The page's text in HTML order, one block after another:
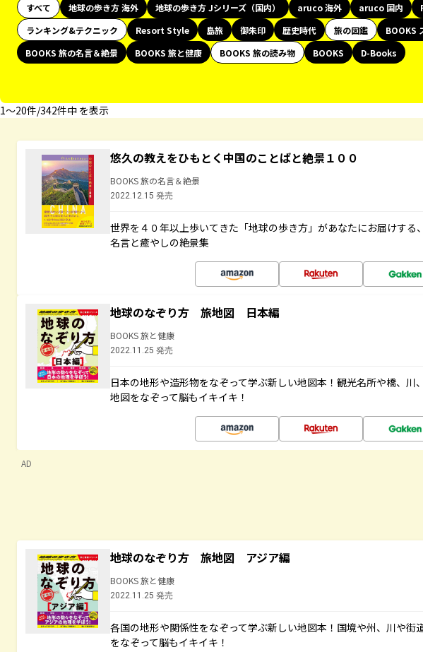
すべて 地球の歩き方 海外 地球の歩き方 Jシリーズ（国内） aruco 海外 aruco 国内
ランキング&テクニック
Resort Style 島旅 御朱印 歴史時代 旅の図鑑
BOOKS
BOOKS 旅の名言＆絶景
BOOKS 旅と健康 BOOKS 旅の読み物 BOOKS
D-Books
1〜20件/342件中 を表示
悠久の教えをひもとく中国のことばと絶景１００
BOOKS 旅の名言＆絶景
2022.12.15 発売
世界を４０年以上歩いてきた「地球の歩き方」があなたにお届けする
名言と癒やしの絶景集
地球のなぞり方 旅地図 日本編
BOOKS 旅と健康
2022.11.25 発売
日本の地形や造形物をなぞって学ぶ新しい地図本！観光名所や橋、川
地図をなぞって脳もイキイキ！
AD
地球のなぞり方 旅地図 アジア編
BOOKS 旅と健康
2022.11.25 発売
各国の地形や関係性をなぞって学ぶ新しい地図本！国境や州、川や街
をなぞって脳もイキイキ！